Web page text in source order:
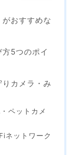
おすすめな
5つのポイ
カメラ・み
ペットカメ
ットワーク